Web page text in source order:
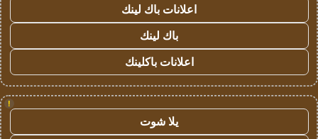
اعلانات باك لينك
باك لينك
اعلانات باكلينك
!
يلا شوت